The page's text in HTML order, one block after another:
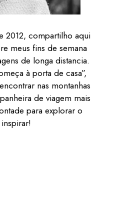
2012, compartilho aqui
meus fins de semana
de longa distancia.
à porta de casa”,
nas montanhas
de viagem mais
para explorar o